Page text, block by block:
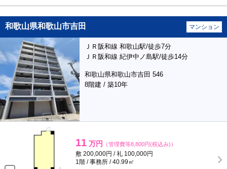
和歌山県和歌山市吉田 マンション
ＪＲ阪和線 和歌山駅/徒歩7分
ＪＲ阪和線 紀伊中ノ島駅/徒歩14分
和歌山県和歌山市吉田 546
8階建 / 築10年
11 万円 （管理費等8,800円(税込み)）
敷 200,000円 / 礼 100,000円
1階 / 事務所 / 40.99㎡